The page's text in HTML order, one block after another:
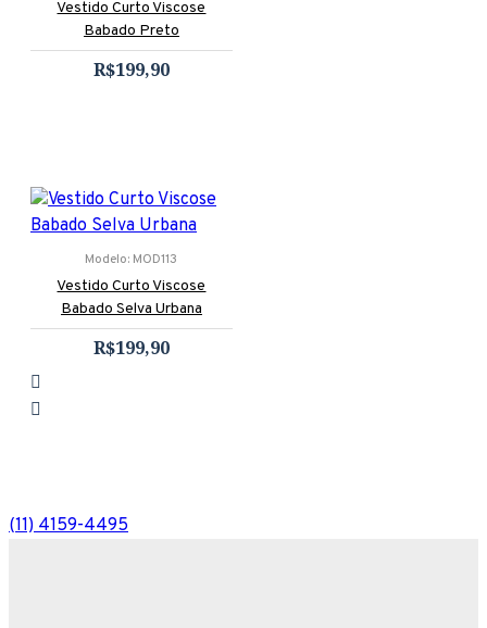
Vestido Curto Viscose
Babado Preto
R$199,90
Modelo: MOD113
Vestido Curto Viscose
Babado Selva Urbana
R$199,90
(11) 4159-4495